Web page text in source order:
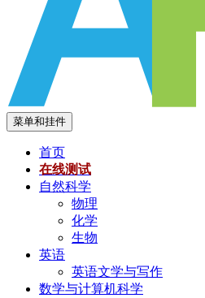
菜单和挂件
首页
在线测试
自然科学
物理
化学
生物
英语
英语文学与写作
数学与计算机科学